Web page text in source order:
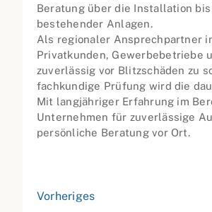
Beratung über die Installation
bestehender Anlagen.
Als regionaler Ansprechpartner
Privatkunden, Gewerbebetriebe
zuverlässig vor Blitzschäden zu
fachkundige Prüfung wird die
Mit langjähriger Erfahrung im
Unternehmen für zuverlässige
persönliche Beratung vor Ort.
Vorheriges